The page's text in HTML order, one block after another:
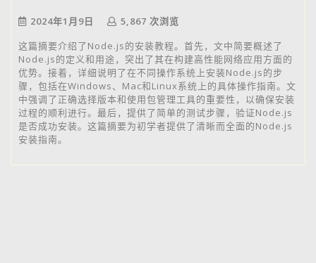
2024年1月9日
5,867 次浏览
这篇摘要介绍了Node.js的安装教程。首先，文中简要概述了
Node.js的定义和用途，突出了其在构建高性能网络应用方面的
优势。接着，详细说明了在不同操作系统上安装Node.js的步
骤，包括在Windows、Mac和Linux系统上的具体操作指南。文
中强调了正确选择版本和使用包管理工具的重要性，以确保安装
过程的顺利进行。最后，提供了简单的测试步骤，验证Node.js
是否成功安装。这篇摘要为初学者提供了清晰而全面的Node.js
安装指南。